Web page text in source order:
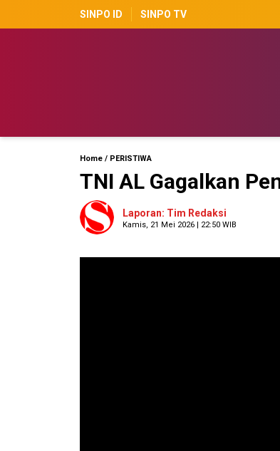
SINPO ID SINPO TV
Home / PERISTIWA
TNI AL Gagalkan
Laporan: Tim Redaksi
Kamis, 21 Mei 2026 | 22:50 WIB